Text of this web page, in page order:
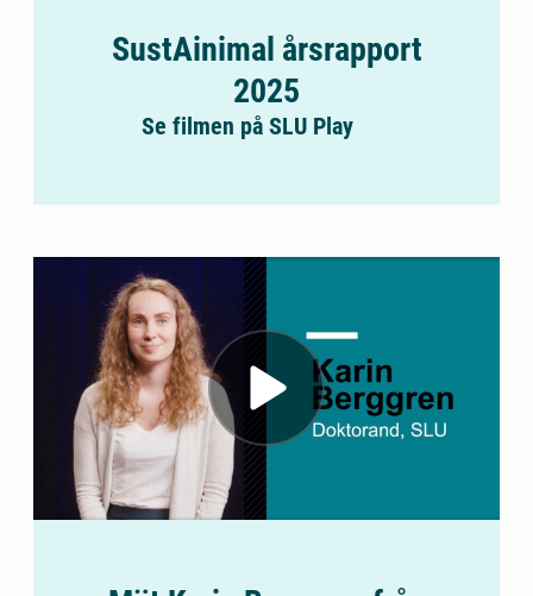
SustAinimal årsrapport
2025
Se filmen på SLU Play